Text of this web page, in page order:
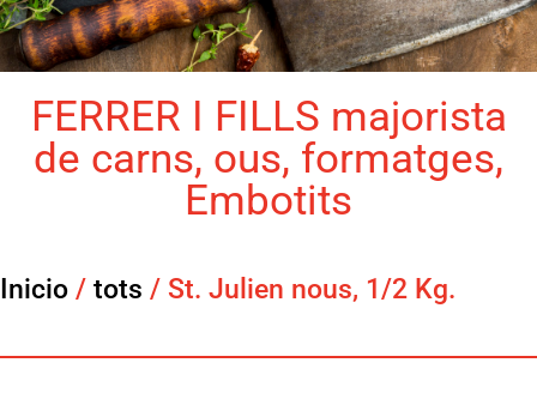
FERRER I FILLS majorista
de carns, ous, formatges,
Embotits
Inicio / tots / St. Julien nous, 1/2 Kg.